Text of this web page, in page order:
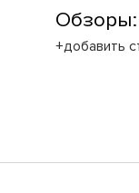
Обзоры:
+добавить